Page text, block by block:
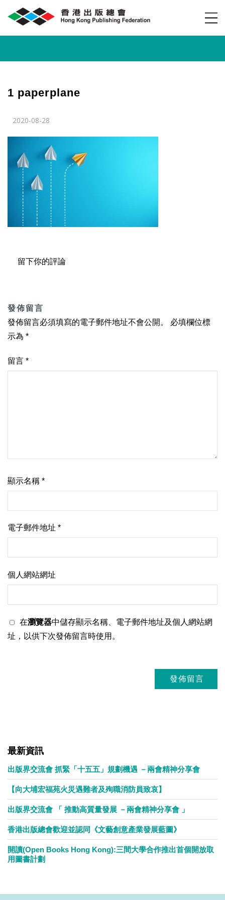
1 paperplane
2020-08-28
留下你的評論
發佈留言
發佈留言必須填寫的電子郵件地址不會公開。
必填欄位標
示為 *
留言 *
顯示名稱 *
電子郵件地址 *
個人網站網址
在瀏覽器中儲存顯示名稱、電子郵件地址及個人網站網
址，以供下次發佈留言時使用。
最新資訊
出版界交流會 抓緊「十五五」規劃機遇 －兩會精神分享會
【向大埔宏福苑火災遇難者及殉職消防員致哀】
出版界交流會 「 推動高質量發展 －兩會精神分享會 」
香港出版總會歡迎並認同《文藝創意產業發展藍圖》
開讀(Open Books Hong Kong):三間大學合作推出首個開放取
用圖書計劃